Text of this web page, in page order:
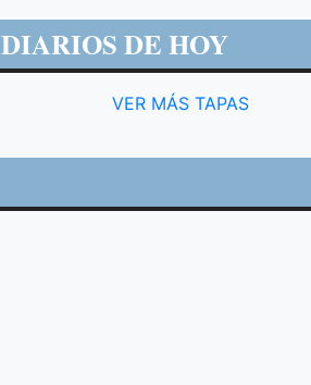
DIARIOS DE HOY
VER MÁS TAPAS